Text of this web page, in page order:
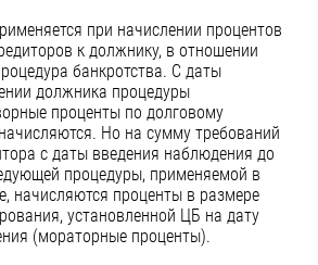
при начислении процентов
к должнику, в отношении
банкротства. С даты
должника процедуры
проценты по долговому
Но на сумму требований
с даты введения наблюдения до
процедуры, применяемой в
начисляются проценты в размере
установленной ЦБ на дату
(мораторные проценты).